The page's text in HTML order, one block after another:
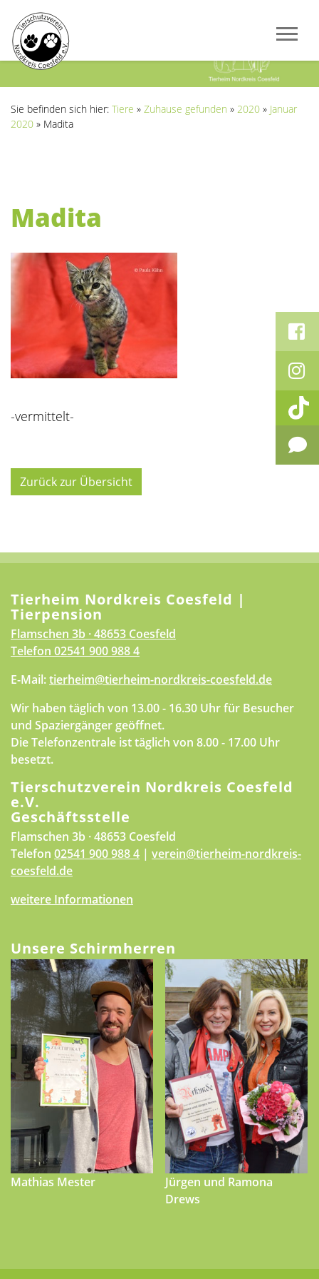
Sie befinden sich hier: Tiere » Zuhause gefunden » 2020 » Januar
2020 » Madita
Madita
-vermittelt-
Zurück zur Übersicht
Tierheim Nordkreis Coesfeld |
Tierpension
Flamschen 3b · 48653 Coesfeld
Telefon 02541 900 988 4
E-Mail:tierheim@tierheim-nordkreis-coesfeld.de
Wir haben täglich von 13.00 - 16.30 Uhr für Besucher
und Spaziergänger geöffnet.
Die Telefonzentrale ist täglich von 8.00 - 17.00 Uhr
besetzt.
Tierschutzverein Nordkreis Coesfeld
e.V.
Geschäftsstelle
Flamschen 3b · 48653 Coesfeld
Telefon 02541 900 988 4 | verein@tierheim-nordkreis-
coesfeld.de
weitere Informationen
Unsere Schirmherren
Mathias Mester
Jürgen und Ramona
Drews